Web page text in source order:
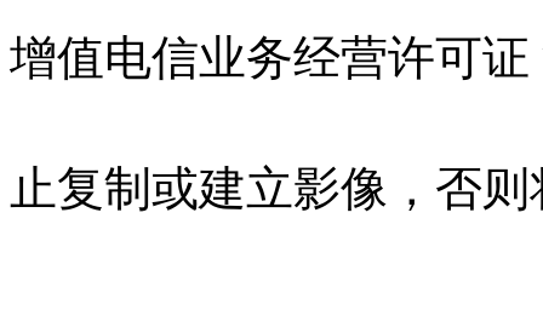
增值电信业务经营许可证
止复制或建立影像，否